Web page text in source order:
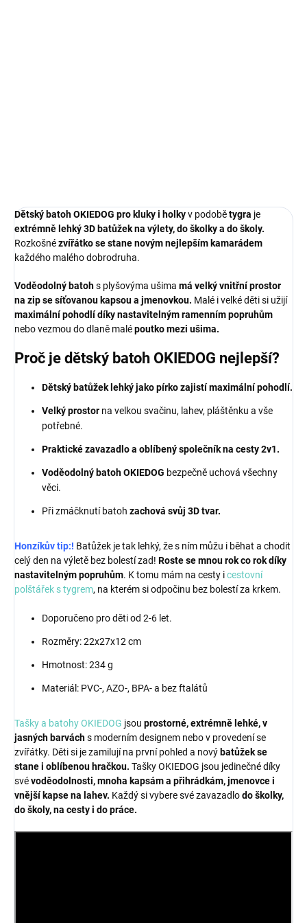
Dětský batoh OKIEDOG pro kluky i holkyv podobětygra je
extrémně lehký 3D batůžek na výlety, do školky a do školy.
Rozkošnézvířátko se stane novým nejlepším kamarádem
každého malého dobrodruha.
Voděodolný batohs plyšovýma ušima má velký vnitřní prostor
na zip se síťovanou kapsou a jmenovkou. Malé i velké děti si užijí
maximální pohodlí díky nastavitelným ramenním popruhům
nebo vezmou do dlaně malépoutko mezi ušima.
Proč je dětský batoh OKIEDOG nejlepší?
Dětský batůžek lehký jako pírko zajistí maximální pohodlí.
Velký prostor na velkou svačinu, lahev, pláštěnku a vše
potřebné.
Praktické zavazadlo a oblíbený společník na cesty 2v1.
Voděodolný batoh OKIEDOG bezpečně uchová všechny
věci.
Při zmáčknutí batoh zachová svůj 3D tvar.
Honzíkův tip:! Batůžek je tak lehký, že s ním můžu i běhat a chodit
celý den na výletě bez bolestí zad! Roste se mnou rok co rok díky
nastavitelným popruhům. K tomu mám na cesty icestovní
polštářek s tygrem, na kterém si odpočinu bez bolestí za krkem.
Doporučeno pro děti od 2-6 let.
Rozměry: 22x27x12 cm
Hmotnost: 234 g
Materiál: PVC-, AZO-, BPA- a bez ftalátů
Tašky a batohy OKIEDOG jsou prostorné, extrémně lehké, v
jasných barváchs moderním designem nebo v provedení se
zvířátky. Děti si je zamilují na první pohled a nový batůžek se
stane i oblíbenou hračkou. Tašky OKIEDOG jsou jedinečné díky
svévoděodolnosti, mnoha kapsám a přihrádkám, jmenovce i
vnější kapse na lahev. Každý si vybere své zavazadlodo školky,
do školy, na cesty i do práce.